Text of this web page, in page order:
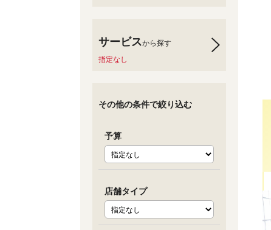
サービスから探す
指定なし
その他の条件で絞り込む
予算
店舗タイプ